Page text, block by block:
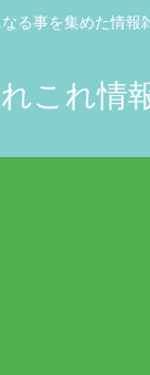
る事を集めた情報
これ情